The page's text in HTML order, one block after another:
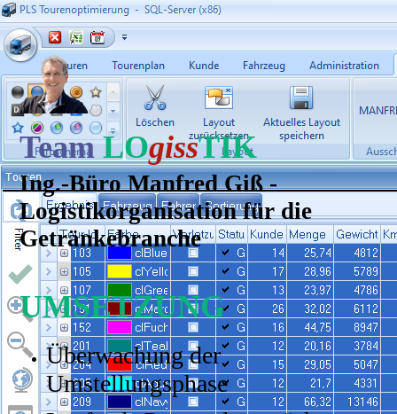
Team LOgissTIK
Ing.-Büro Manfred Giß -
Logistikorganisation für die
Getränkebranche
UMSETZUNG
Überwachung der
Umstellungsphase